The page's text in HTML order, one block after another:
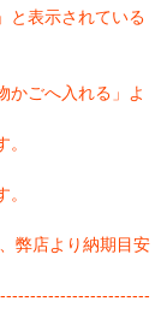
と表示されている
かごへ入れる」よ
弊店より納期目安